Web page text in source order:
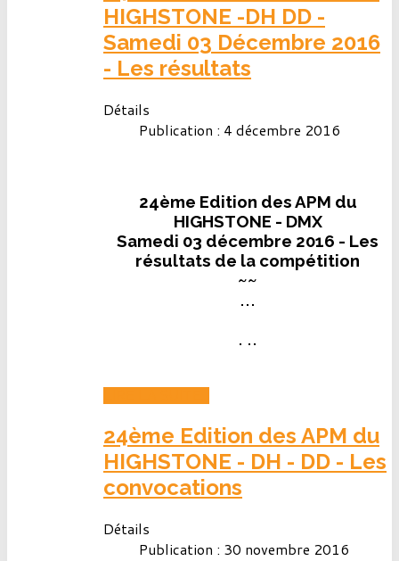
HIGHSTONE -DH DD -
Samedi 03 Décembre 2016
- Les résultats
Détails
Publication : 4 décembre 2016
24ème Edition des APM du
HIGHSTONE - DMX
Samedi 03 décembre 2016 - Les
résultats de la compétition
~~
24ème Edition des APM du
HIGHSTONE - DH - DD - Les
convocations
Détails
Publication : 30 novembre 2016